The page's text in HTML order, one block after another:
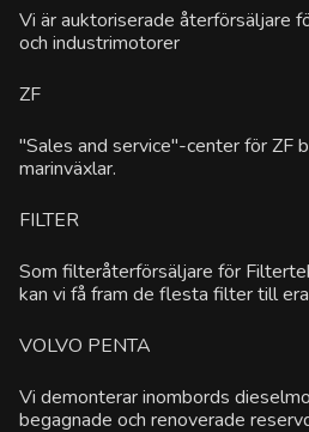
Vi är auktoriserade återförsäljare
och industrimotorer
ZF
"Sales and service"-center för ZF
marinväxlar.
FILTER
Som filteråterförsäljare för
kan vi få fram de flesta filter till
VOLVO PENTA
Vi demonterar inombords
begagnade och renoverade